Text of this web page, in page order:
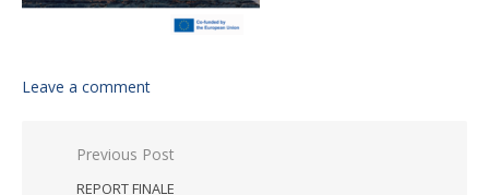
Leave a comment
Post navigation
Previous Post
REPORT FINALE